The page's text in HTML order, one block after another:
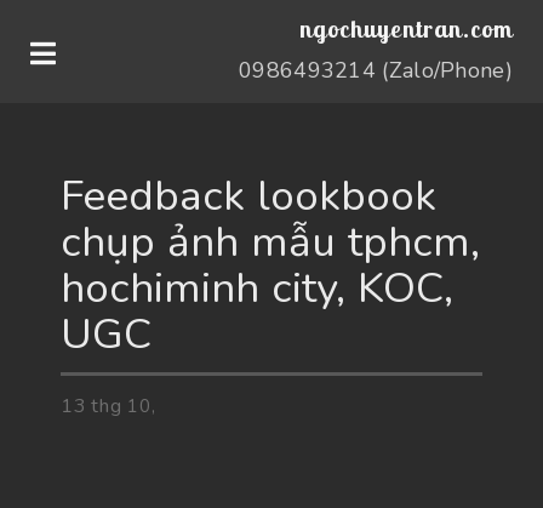
ngochuyentran.com
0986493214 (Zalo/Phone)
Feedback lookbook
chụp ảnh mẫu tphcm,
hochiminh city, KOC,
UGC
13 thg 10,